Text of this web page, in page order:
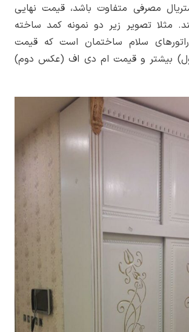
مصرفی متفاوت باشد، قیمت نهایی
مثلا تصویر زیر دو نمونه کمد ساخته
سلام ساختمان است که قیمت
بیشتر و قیمت ام دی اف (عکس دوم)